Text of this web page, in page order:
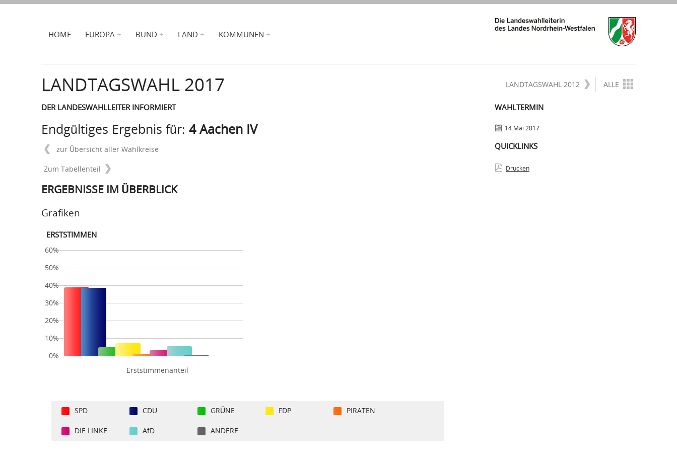
HOME EUROPA BUND LAND KOMMUNEN
LANDTAGSWAHL 2017 LANDTAGSWAHL 2012 ALLE
DER LANDESWAHLLEITER INFORMIERT
Endgültiges Ergebnis für: 4 Aachen IV
zur Übersicht aller Wahlkreise
Zum Tabellenteil
WAHLTERMIN
14.Mai 2017
QUICKLINKS
Drucken
ERGEBNISSE IM ÜBERBLICK
Grafiken
ERSTSTIMMEN
Erststimmenanteil
60%
50%
40%
30%
20%
10%
0%
SPD CDU GRÜNE FDP PIRATEN
DIE LINKE AfD ANDERE